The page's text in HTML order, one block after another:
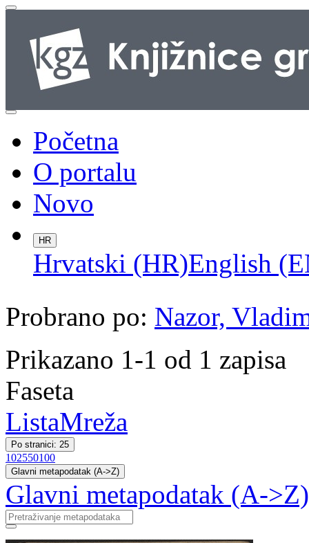
Početna
O portalu
Novo
HR
Hrvatski (HR)English
Probrano po: Nazor,
Prikazano 1-1 od 1 zapisa
Faseta
ListaMreža
Po stranici: 25
102550100
Glavni metapodatak (A->Z)
Glavni metapodatak (A->Z)